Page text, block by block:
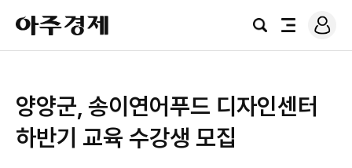
아
주
경
검
전
로
그
양양군, 송이연어푸드 디자인센터
하반기 교육 수강생 모집